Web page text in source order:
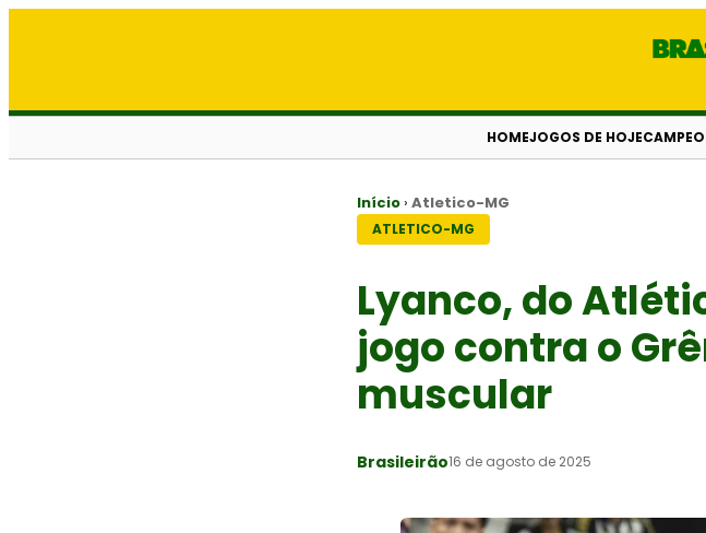
HOMEJOGOS DE HOJE
Início › Atletico-MG
ATLETICO-MG
Lyanco, do
jogo contra o
muscular
Brasileirão16 de agosto de 2025